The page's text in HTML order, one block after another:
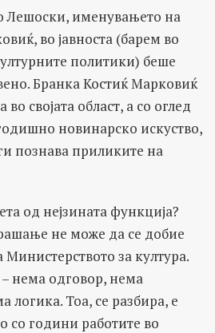
Лешоски, именувањето на
во јавноста (барем во
политики) беше
Бранка Костиќ Марковиќ
својата област, а со оглед
новинарско искуство,
познава приликите на
од нејзината функција?
не може да се добие
за култура.
нема одговор, нема
логика. Тоа, се разбира, е
со години работите во